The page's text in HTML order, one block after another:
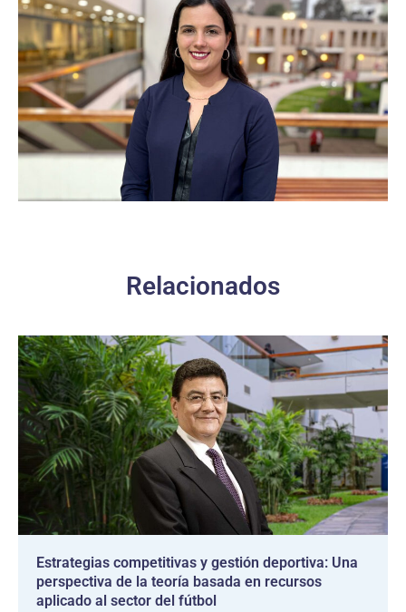
Relacionados
Estrategias competitivas y gestión deportiva: Una
perspectiva de la teoría basada en recursos
aplicado al sector del fútbol